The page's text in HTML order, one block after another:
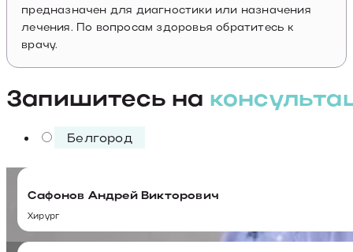
предназначен для диагностики или назначения
лечения. По вопросам здоровья обратитесь к
врачу.
Запишитесь на
Белгород
Сафонов Андрей Викторович
Хирург